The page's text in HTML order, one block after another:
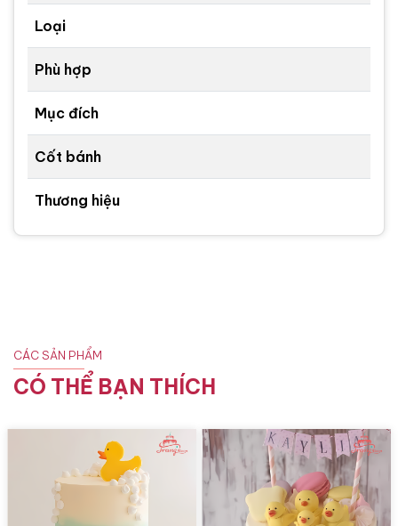
Loại
Phù hợp
Mục đích
Cốt bánh
Thương hiệu
CÁC SẢN PHẨM
CÓ THỂ BẠN THÍCH